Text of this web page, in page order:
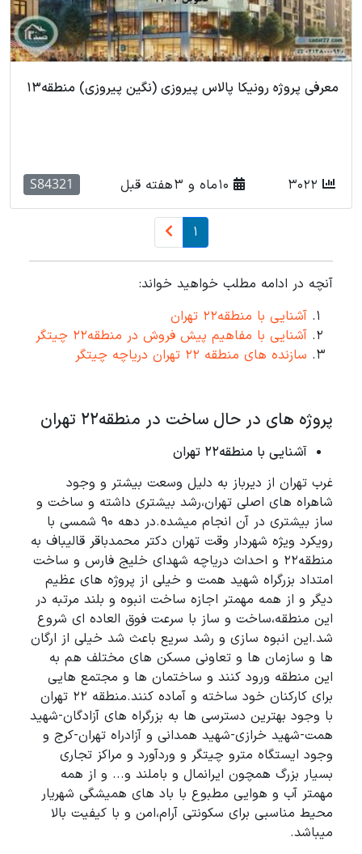
معرفی پروژه رونیکا پالاس پیروزی (نگین پیروزی) منطقه13
S84321
1
آنچه در ادامه مطلب خواهید خواند:
آشنایی با منطقه22 تهران
آشنایی با مفاهیم پیش فروش در منطقه22 چیتگر
سازنده های منطقه 22 تهران دریاچه چیتگر
پروژه های در حال ساخت در منطقه22 تهران
آشنایی با منطقه22 تهران
غرب تهران از دیرباز به دلیل وسعت بیشتر و وجود
شاهراه های اصلی تهران،رشد بیشتری داشته و ساخت و
ساز بیشتری در آن انجام میشده.در دهه 90 شمسی با
رویکرد ویژه شهردار وقت تهران دکتر محمدباقر قالیباف به
منطقه22 و احداث دریاچه شهدای خلیج فارس و ساخت
امتداد بزرگراه شهید همت و خیلی از پروژه های عظیم
دیگر و از همه مهمتر اجازه ساخت انبوه و بلند مرتبه در
این منطقه،ساخت و ساز با سرعت فوق العاده ای شروع
شد.این انبوه سازی و رشد سریع باعث شد خیلی از ارگان
ها و سازمان ها و تعاونی مسکن های مختلف هم به
این منطقه ورود کنند و ساختمان ها و مجتمع هایی
برای کارکنان خود ساخته و آماده کنند.منطقه 22 تهران
با وجود بهترین دسترسی ها به بزرگراه های آزادگان-شهید
همت-شهید خرازی-شهید همدانی و آزادراه تهران-کرج و
وجود ایستگاه مترو چیتگر و وردآورد و مراکز تجاری
بسیار بزرگ همچون ایرانمال و باملند و... و از همه
مهمتر آب و هوایی مطبوع با باد های همیشگی شهریار
محیط مناسبی برای سکونتی آرام،امن و با کیفیت بالا
میباشد.